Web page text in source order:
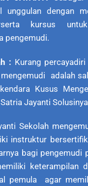
unggulan dengan
kursus
pengemudi.
: Kurang
adalah
Kusus
Jayanti
Sekolah
instruktur
bagi pengemudi
keterampilan
pemula agar